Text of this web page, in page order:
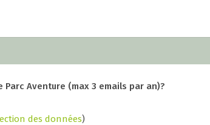
Aventure (max 3 emails par an)?
des données)